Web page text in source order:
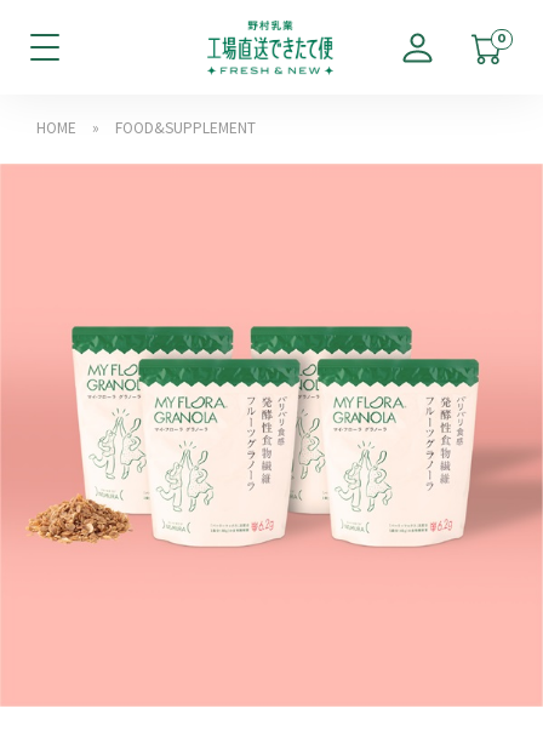
0
HOME » FOOD&SUPPLEMENT